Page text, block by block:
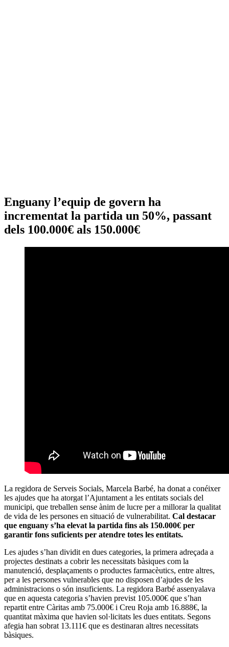
Enguany l’equip de govern ha
incrementat la partida un 50%, passant
dels 100.000€ als 150.000€
La regidora de Serveis Socials, Marcela Barbé, ha donat a conéixer
les ajudes que ha atorgat l’Ajuntament a les entitats socials del
municipi, que treballen sense ànim de lucre per a millorar la qualitat
de vida de les persones en situació de vulnerabilitat. Cal destacar
que enguany s’ha elevat la partida fins als 150.000€ per
garantir fons suficients per atendre totes les entitats.
Les ajudes s’han dividit en dues categories, la primera adreçada a
projectes destinats a cobrir les necessitats bàsiques com la
manutenció, desplaçaments o productes farmacèutics, entre altres,
per a les persones vulnerables que no disposen d’ajudes de les
administracions o són insuficients. La regidora Barbé assenyalava
que en aquesta categoria s’havien previst 105.000€ que s’han
repartit entre Càritas amb 75.000€ i Creu Roja amb 16.888€, la
quantitat màxima que havien sol·licitats les dues entitats. Segons
afegia han sobrat 13.111€ que es destinaran altres necessitats
bàsiques.